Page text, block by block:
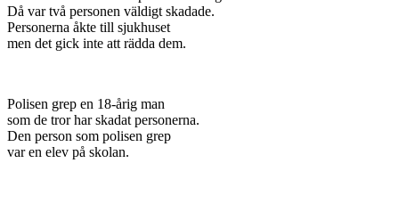
Då var två personen väldigt skadade.
Personerna åkte till sjukhuset
men det gick inte att rädda dem.
Polisen grep en 18-årig man
som de tror har skadat personerna.
Den person som polisen grep
var en elev på skolan.